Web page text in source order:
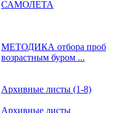
САМОЛЕТА
МЕТОДИКА отбора проб
возрастным буром ...
Архивные листы (1-8)
Архивные листы